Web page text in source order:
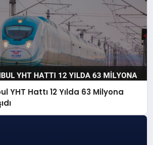
YHT Hattı 12 Yılda 63 Milyona